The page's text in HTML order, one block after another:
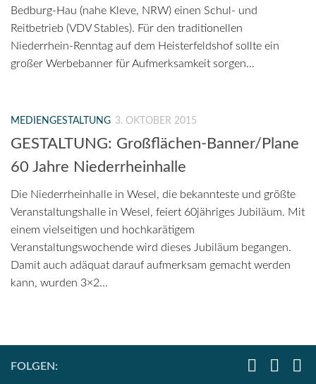
Bedburg-Hau (nahe Kleve, NRW) einen Schul- und
Reitbetrieb (VDV Stables). Für den traditionellen
Niederrhein-Renntag auf dem Heisterfeldshof sollte ein
großer Werbebanner für Aufmerksamkeit sorgen...
MEDIENGESTALTUNG 3. OKTOBER 2015
GESTALTUNG: Großflächen-Banner/Plane
60 Jahre Niederrheinhalle
Die Niederrheinhalle in Wesel, die bekannteste und größte
Veranstaltungshalle in Wesel, feiert 60jähriges Jubiläum. Mit
einem vielseitigen und hochkarätigem
Veranstaltungswochende wird dieses Jubiläum begangen.
Damit auch adäquat darauf aufmerksam gemacht werden
kann, wurden 3×2...
FOLGEN: